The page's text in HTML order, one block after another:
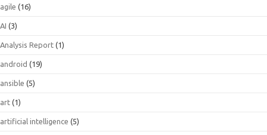
agile (16)
AI (3)
Analysis Report (1)
android (19)
ansible (5)
art (1)
artificial intelligence (5)